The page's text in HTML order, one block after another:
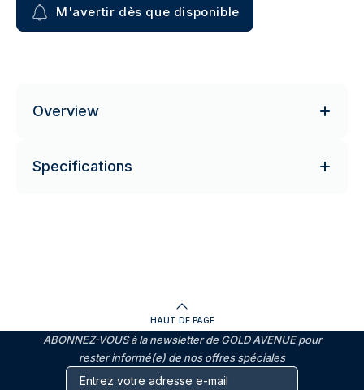
M'avertir dès que disponible
Overview
Specifications
HAUT DE PAGE
ABONNEZ-VOUS à la newsletter de GOLD AVENUE pour
rester informé(e) de nos offres spéciales